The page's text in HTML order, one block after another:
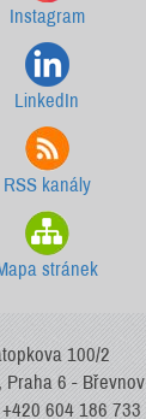
Instagram
LinkedIn
RSS kanály
stránek
100/2
Praha 6 - Břevnov
604 186 733